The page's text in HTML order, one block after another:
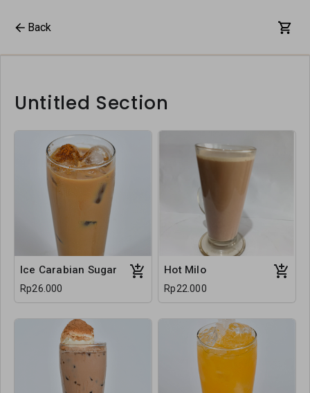
Back
Untitled Section
Ice Carabian Sugar
Rp26.000
Hot Milo
Rp22.000